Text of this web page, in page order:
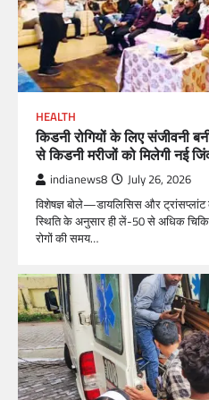
HEALTH
किडनी रोगियों के लिए संजीवनी
से किडनी मरीजों को मिलेगी नई
indianews8 July 26, 2026
विशेषज्ञ बोले—डायलिसिस और ट्रांसप्लांट
स्थिति के अनुसार ही लें-50 से अधिक
रोगों की समय…